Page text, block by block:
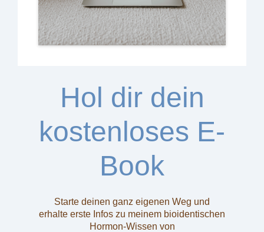
Hol dir dein
kostenloses E-
Book
Starte deinen ganz eigenen Weg und
erhalte erste Infos zu meinem bioidentischen
Hormon-Wissen von